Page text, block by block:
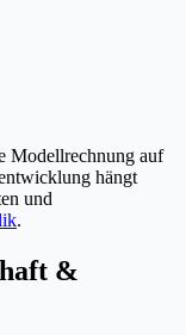
Modellrechnung auf
hängt
und
.
&